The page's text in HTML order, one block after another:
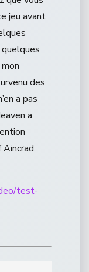
jeu avant
quelques
des
a pas
a
test-